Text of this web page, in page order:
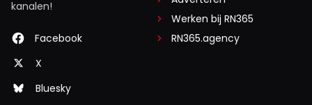
kanalen!
Facebook
X
Bluesky
Werken bij RN365
RN365.agency